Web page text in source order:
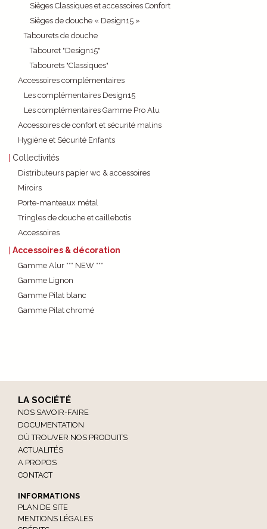
Sièges Classiques et accessoires Confort
Sièges de douche « Design15 »
Tabourets de douche
Tabouret "Design15"
Tabourets "Classiques"
Accessoires complémentaires
Les complémentaires Design15
Les complémentaires Gamme Pro Alu
Accessoires de confort et sécurité malins
Hygiène et Sécurité Enfants
Collectivités
Distributeurs papier wc & accessoires
Miroirs
Porte-manteaux métal
Tringles de douche et caillebotis
Accessoires
Accessoires & décoration
Gamme Alur *** NEW ***
Gamme Lignon
Gamme Pilat blanc
Gamme Pilat chromé
LA SOCIÉTÉ
NOS SAVOIR-FAIRE
DOCUMENTATION
OÙ TROUVER NOS PRODUITS
ACTUALITÉS
A PROPOS
CONTACT
INFORMATIONS
PLAN DE SITE
MENTIONS LÉGALES